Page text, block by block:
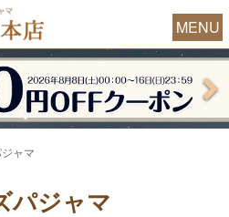
MENU
ャマ
パジャマ